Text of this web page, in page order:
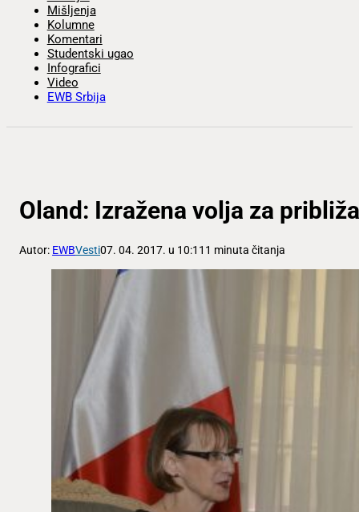
Mišljenja
Kolumne
Komentari
Studentski ugao
Infografici
Video
EWB Srbija
Oland: Izražena volja za
Autor: EWBVesti07. 04. 2017. u 10:11 1 minuta čitanja